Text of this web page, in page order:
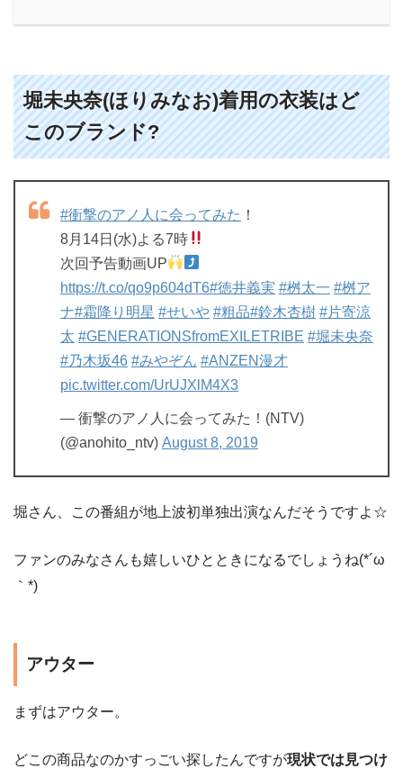
堀未央奈(ほりみなお)着用の衣装はど
このブランド?
#衝撃のアノ人に会ってみた ！
8月14日(水)よる7時
次回予告動画UP
https://t.co/qo9p604dT6#徳井義実 #桝太一 #桝ア
ナ#霜降り明星 #せいや #粗品#鈴木杏樹 #片寄涼
太 #GENERATIONSfromEXILETRIBE #堀未央奈
#乃木坂46 #みやぞん #ANZEN漫才
pic.twitter.com/UrUJXlM4X3
— 衝撃のアノ人に会ってみた！(NTV)
(@anohito_ntv) August 8, 2019
堀さん、この番組が地上波初単独出演なんだそうですよ☆
ファンのみなさんも嬉しいひとときになるでしょうね(*´ω
｀*)
アウター
まずはアウター。
どこの商品なのかすっごい探したんですが現状では見つけ